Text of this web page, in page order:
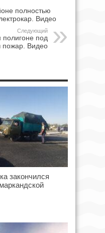
полностью
Видео
Следующий
под
пожар. Видео
закончился